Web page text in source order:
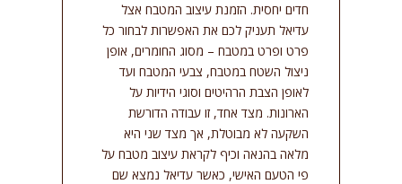
חדים יחסית. הזמנת עיצוב המטבח אצל
עדיאל תעניק לכם את האפשרות לבחור כל
פרט ופרט במטבח – מסוג החומרים, אופן
ניצול השטח במטבח, צבעי המטבח ועד
לאופן הצבת הרהיטים וסוגי הידיות על
הארונות. מצד אחד, זו עבודה הדורשת
השקעה לא מבוטלת, אך מצד שני היא
מלאה בהנאה וכיף לקראת עיצוב מטבח על
פי הטעם האישי, כאשר עדיאל נמצא שם